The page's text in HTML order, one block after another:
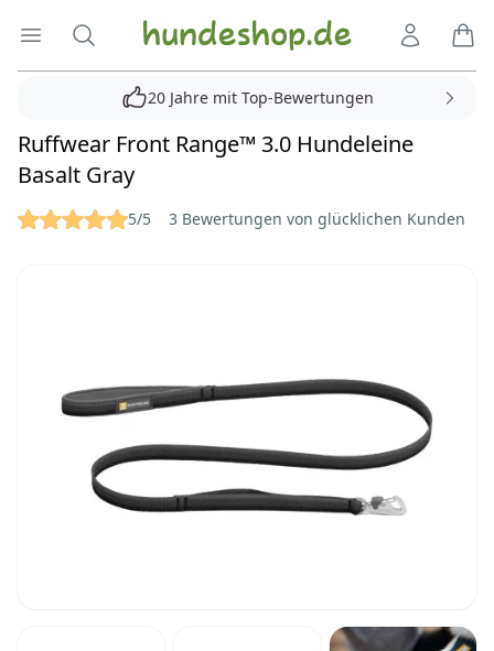
Menü öffnen
Suche Hundeshop.de
20 Jahre mit Top-Bewertungen
Ruffwear Front Range™ 3.0 Hundeleine
Basalt Gray
Reviews 5/5 3 Bewertungen von glücklichen Kunden